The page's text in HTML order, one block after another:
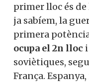
primer lloc és
ja sabíem, la
primera
ocupa el 2n lloc
soviètiques,
França.